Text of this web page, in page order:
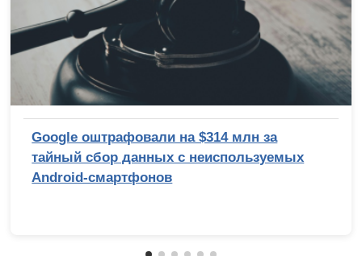
Google оштрафовали на $314 млн за
тайный сбор данных с неиспользуемых
Android-смартфонов